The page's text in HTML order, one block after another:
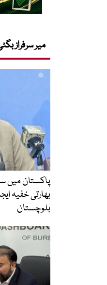
میر سرفراز
پاکستان میں
بھارتی خفیہ
بلوچستان